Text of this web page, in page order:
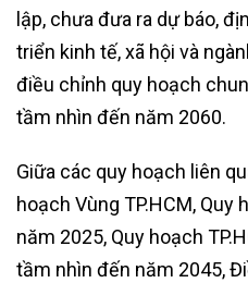
lập, chưa đưa ra dự báo,
triển kinh tế, xã hội và
điều chỉnh quy hoạch
tầm nhìn đến năm 2060.
Giữa các quy hoạch liên
hoạch Vùng TP.HCM, Quy
năm 2025, Quy hoạch
tầm nhìn đến năm 2045,